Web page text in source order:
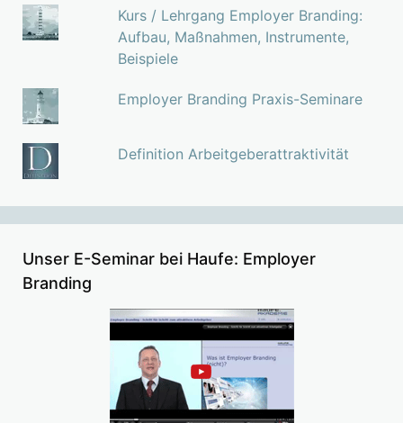
Kurs / Lehrgang Employer Branding:
Aufbau, Maßnahmen, Instrumente,
Beispiele
Employer Branding Praxis-Seminare
Definition Arbeitgeberattraktivität
Unser E-Seminar bei Haufe: Employer
Branding